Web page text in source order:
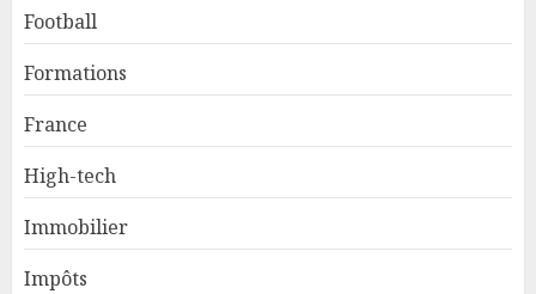
Football
Formations
France
High-tech
Immobilier
Impôts